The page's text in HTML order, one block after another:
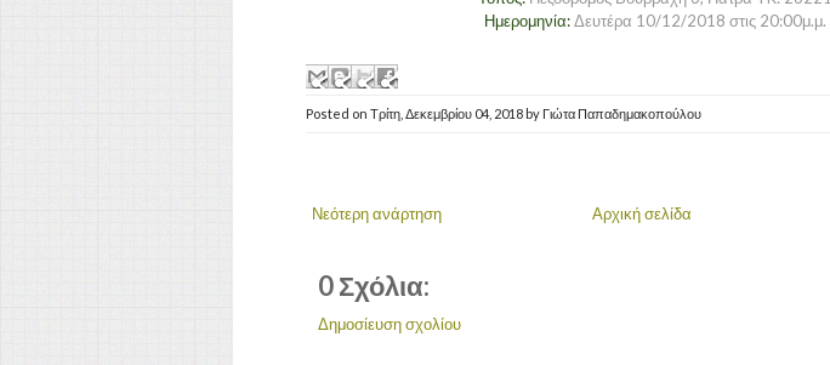
Ημερομηνία:Δευτέρα 10/12/2018 στις 20:00μ.μ.
Posted on Τρίτη, Δεκεμβρίου 04, 2018 by Γιώτα Παπαδημακοπούλου
Νεότερη ανάρτηση Αρχική σελίδα
0 Σχόλια:
Δημοσίευση σχολίου